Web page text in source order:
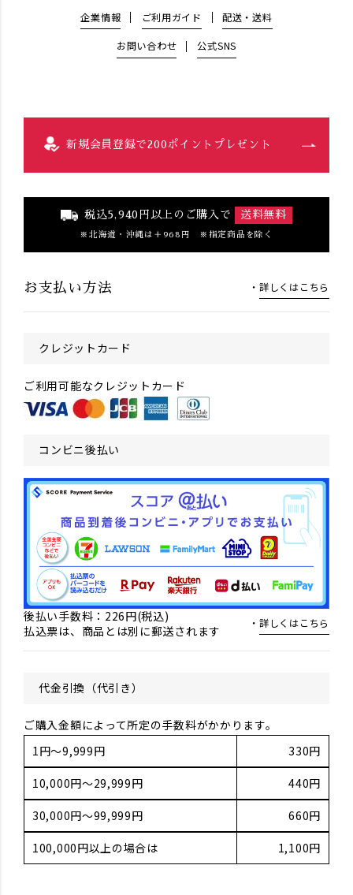
企業情報 ご利用ガイド 配送・送料
お問い合わせ 公式SNS
新規会員登録で200ポイントプレゼント
税込5,940円以上のご購入で 送料無料
北海道・沖縄は＋968円 ※指定商品を除く
お支払い方法 詳しくはこちら
クレジットカード
ご利用可能なクレジットカード
コンビニ後払い
後払い手数料：226円(税込)
払込票は、商品とは別に郵送されます
詳しくはこちら
代金引換（代引き）
ご購入金額によって所定の手数料がかかります。
1円～9,999円
330円
10,000円～29,999円 440円
30,000円～99,999円 660円
100,000円以上の場合は 1,100円